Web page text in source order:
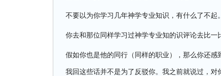
不要以为你学习几年神学专业知识，有什么了不
你去和那位同样学习过神学专业知的识评论去比
假如你也是他的同行（同样的职业），那么你还
我回这些话并不是为了反驳你。我之前就说过，